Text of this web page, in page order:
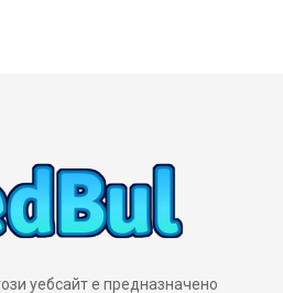
уебсайт е предназначено